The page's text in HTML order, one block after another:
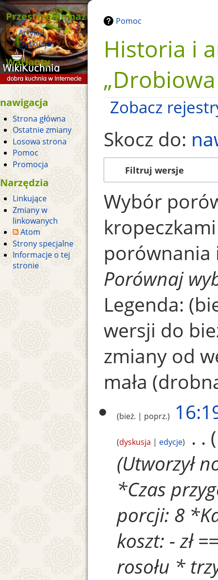
Pomoc
Historia i
Zobacz
Skocz do:
Filtruj wersje
Wybór
porównania
Porównaj
Legenda:
wersji do
zmiany od
mała
bież. poprz.
dyskusja edycje
Utworzył
*Czas
porcji: 8
koszt: - zł
rosołu *
Przestrzenie nazw
Artykuł
Dyskusja
Warianty
nawigacja
Strona główna
Ostatnie zmiany
Losowa strona
Pomoc
Promocja
Narzędzia
Linkujące
Zmiany w
linkowanych
Atom
Strony specjalne
Informacje o tej
stronie